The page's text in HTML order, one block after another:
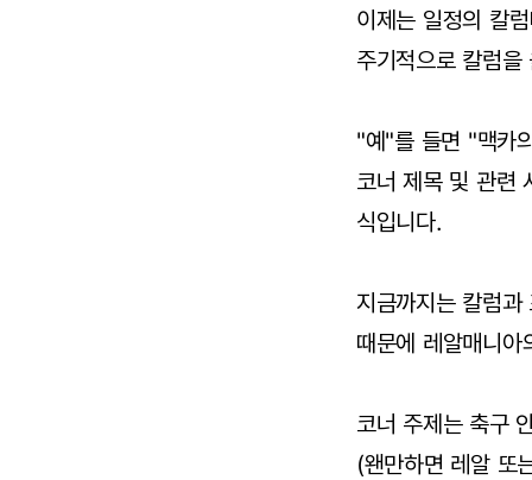
이제는 일정의 칼
주기적으로 칼럼
"예"를 들면 "맥카
코너 제목 및 관련
식입니다.
지금까지는 칼럼
때문에 레알매니
코너 주제는 축구
(왠만하면 레알 또